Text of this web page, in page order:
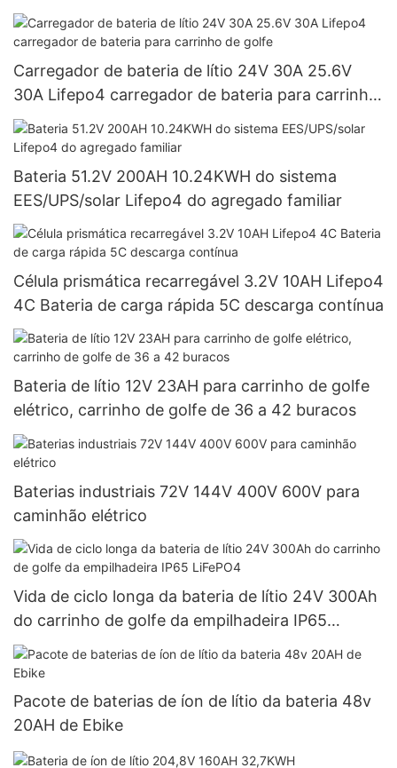
sistema solar
Carregador de bateria de lítio 24V 30A 25.6V
30A Lifepo4 carregador de bateria para carrinho
de golfe
Bateria 51.2V 200AH 10.24KWH do sistema
EES/UPS/solar Lifepo4 do agregado familiar
Célula prismática recarregável 3.2V 10AH Lifepo4
4C Bateria de carga rápida 5C descarga contínua
Bateria de lítio 12V 23AH para carrinho de golfe
elétrico, carrinho de golfe de 36 a 42 buracos
Baterias industriais 72V 144V 400V 600V para
caminhão elétrico
Vida de ciclo longa da bateria de lítio 24V 300Ah
do carrinho de golfe da empilhadeira IP65
LiFePO4
Pacote de baterias de íon de lítio da bateria 48v
20AH de Ebike